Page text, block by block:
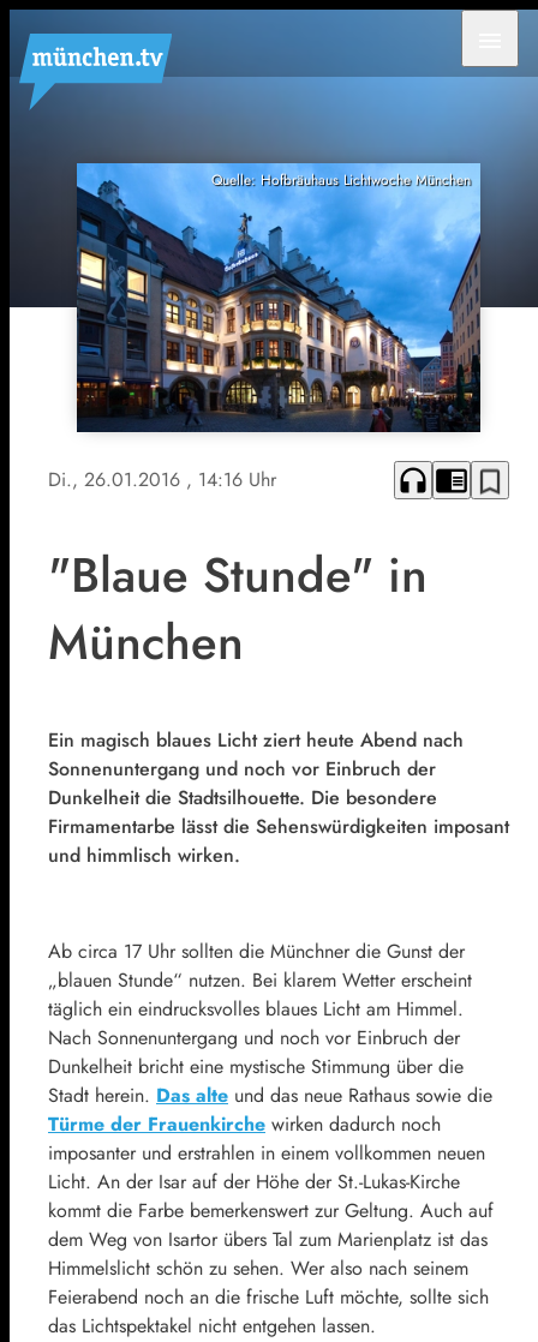
Quelle: Hofbräuhaus Lichtwoche München
Di., 26.01.2016 , 14:16 Uhr headphones chrome_reader_mode bookmark_border
"Blaue Stunde" in
München
Ein magisch blaues Licht ziert heute Abend nach
Sonnenuntergang und noch vor Einbruch der
Dunkelheit die Stadtsilhouette. Die besondere
Firmamentarbe lässt die Sehenswürdigkeiten imposant
und himmlisch wirken.
Ab circa 17 Uhr sollten die Münchner die Gunst der
„blauen Stunde“ nutzen. Bei klarem Wetter erscheint
täglich ein eindrucksvolles blaues Licht am Himmel.
Nach Sonnenuntergang und noch vor Einbruch der
Dunkelheit bricht eine mystische Stimmung über die
Stadt herein. Das alte und das neue Rathaus sowie die
Türme der Frauenkirche wirken dadurch noch
imposanter und erstrahlen in einem vollkommen neuen
Licht. An der Isar auf der Höhe der St.-Lukas-Kirche
kommt die Farbe bemerkenswert zur Geltung. Auch auf
dem Weg von Isartor übers Tal zum Marienplatz ist das
Himmelslicht schön zu sehen. Wer also nach seinem
Feierabend noch an die frische Luft möchte, sollte sich
das Lichtspektakel nicht entgehen lassen.